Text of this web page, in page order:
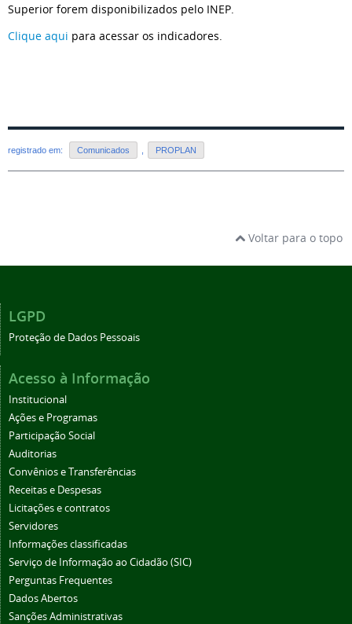
Superior forem disponibilizados pelo INEP.
Clique aqui para acessar os indicadores.
registrado em: Comunicados PROPLAN
Voltar para o topo
LGPD
Proteção de Dados Pessoais
Acesso à Informação
Institucional
Ações e Programas
Participação Social
Auditorias
Convênios e Transferências
Receitas e Despesas
Licitações e contratos
Servidores
Informações classificadas
Serviço de Informação ao Cidadão (SIC)
Perguntas Frequentes
Dados Abertos
Sanções Administrativas